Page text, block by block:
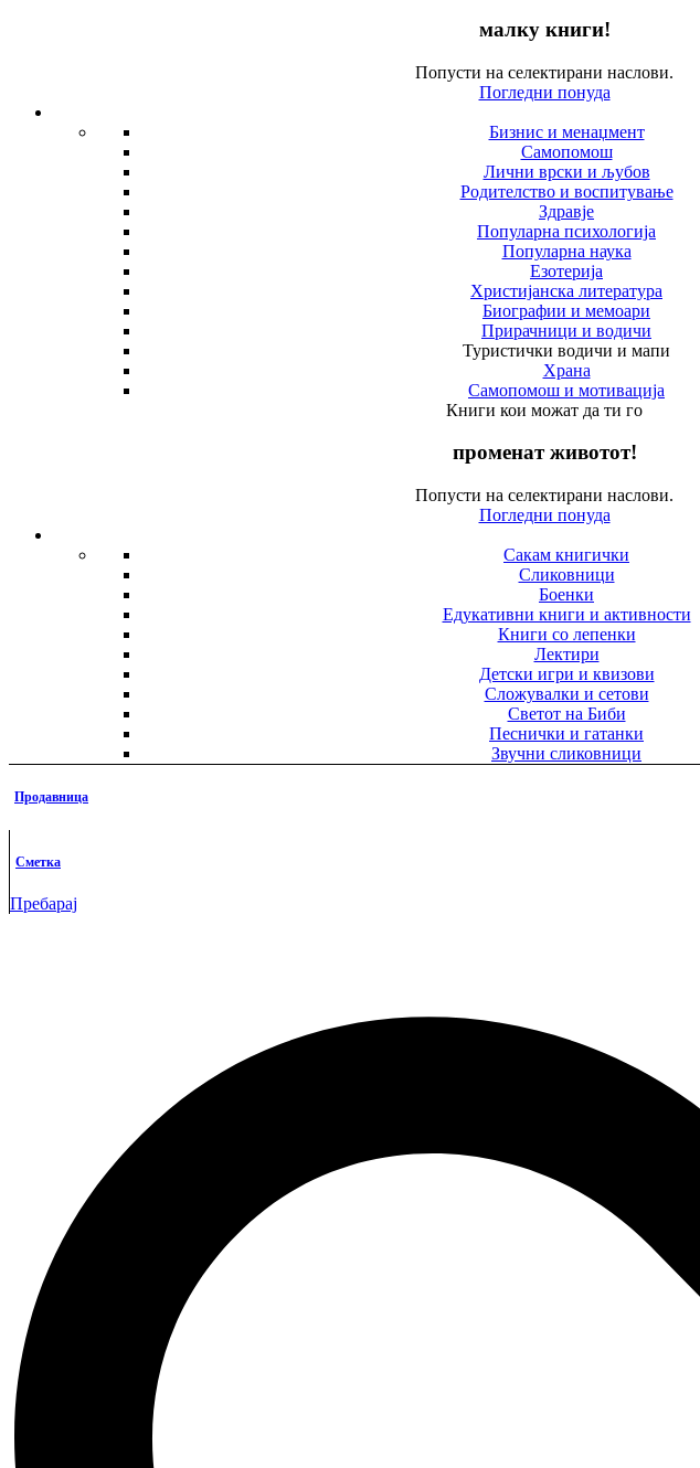
малку книги!
Попусти на селектирани наслови.
Погледни понуда
Бизнис и менаџмент
Самопомош
Лични врски и љубов
Родителство и воспитување
Здравје
Популарна психологија
Популарна наука
Езотерија
Христијанска литература
Биографии и мемоари
Прирачници и водичи
Туристички водичи и мапи
Храна
Самопомош и мотивација
Книги кои можат да ти го
променат животот!
Попусти на селектирани наслови.
Погледни понуда
Сакам книгички
Сликовници
Боенки
Едукативни книги и активности
Книги со лепенки
Лектири
Детски игри и квизови
Сложувалки и сетови
Светот на Биби
Песнички и гатанки
Звучни сликовници
Радосници
Дневници
Магнети и приврзоци
Филм
WPL производи
Надвор од редот
Почетна
НефикцијаПопуларна психологија
Продавница
Сметка
Пребарај